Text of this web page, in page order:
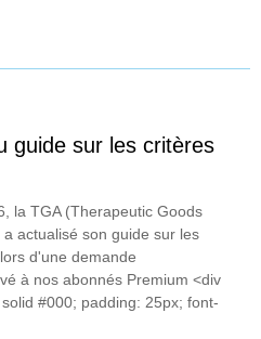
guide sur les critères
la TGA (Therapeutic Goods
actualisé son guide sur les
d'une demande
à nos abonnés Premium <div
#000; padding: 25px; font-